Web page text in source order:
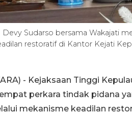
Devy Sudarso bersama Wakajati
restoratif di Kantor Kejati
- Kejaksaan Tinggi
perkara tindak pidana
mekanisme keadilan